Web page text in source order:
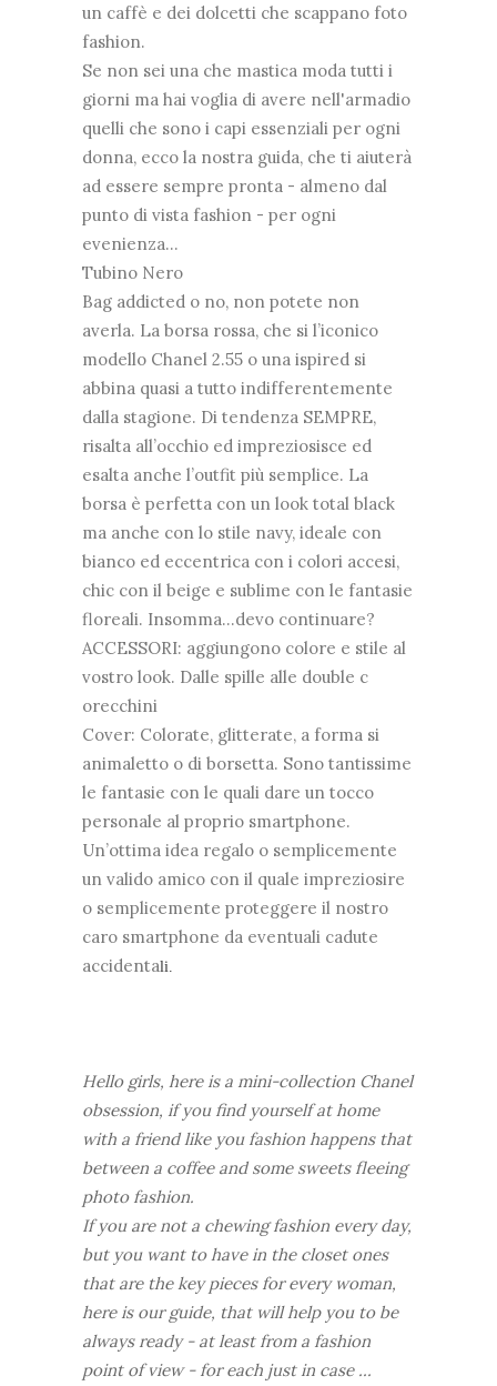
un caffè e dei dolcetti che scappano foto
fashion.
Se non sei una che mastica moda tutti i
giorni ma hai voglia di avere nell'armadio
quelli che sono i capi essenziali per ogni
donna, ecco la nostra guida, che ti aiuterà
ad essere sempre pronta - almeno dal
punto di vista fashion - per ogni
evenienza...
Tubino Nero
Bag addicted o no, non potete non
averla. La borsa rossa, che si l’iconico
modello Chanel 2.55 o una ispired si
abbina quasi a tutto indifferentemente
dalla stagione. Di tendenza SEMPRE,
risalta all’occhio ed impreziosisce ed
esalta anche l’outfit più semplice. La
borsa è perfetta con un look total black
ma anche con lo stile navy, ideale con
bianco ed eccentrica con i colori accesi,
chic con il beige e sublime con le fantasie
floreali. Insomma…devo continuare?
ACCESSORI: aggiungono colore e stile al
vostro look. Dalle spille alle double c
orecchini
Cover: Colorate, glitterate, a forma si
animaletto o di borsetta. Sono tantissime
le fantasie con le quali dare un tocco
personale al proprio smartphone.
Un’ottima idea regalo o semplicemente
un valido amico con il quale impreziosire
o semplicemente proteggere il nostro
caro smartphone da eventuali cadute
accidentali.
Hello girls, here is a mini-collection Chanel
obsession, if you find yourself at home
with a friend like you fashion happens that
between a coffee and some sweets fleeing
photo fashion.
If you are not a chewing fashion every day,
but you want to have in the closet ones
that are the key pieces for every woman,
here is our guide, that will help you to be
always ready - at least from a fashion
point of view - for each just in case ...